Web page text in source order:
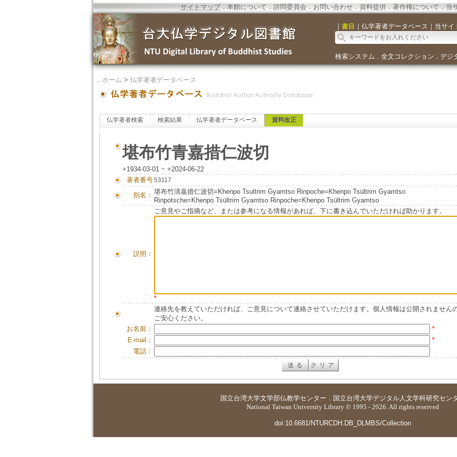
サイトマップ．本館について．諮問委員会． お問い合わせ． 資料提供．著作権について．当
｜ 書目 ｜ 仏学著者データベース ｜ 当サイ
検索システム ． 全文コレクション ． デジ
． ホーム > 仏学著者データベース
仏学著者検索 検索結果 仏学著者データベース 資料改正
堪布竹青嘉措仁波切
+1934-03-01 ~ +2024-06-22
著者番号53117
別名： 堪布竹清嘉措仁波切=Khenpo Tsultrim Gyamtso Rinpoche=Khenpo Tsültrim Gyamtso
Rinpotsche=Khenpo Tsültrim Gyamtso Rinpoche=Khenpo Tsültrim Gyamtso
説明：
ご意見やご指摘など、または参考になる情報があれば、下に書き込んでいただければ助かります。
*
連絡先を教えていただければ、ご意見について連絡させていただけます。個人情報は公開されません
ご安心ください。
お名前：
*
E-mail：
*
電話：
国立台湾大学文学部仏教学センター ． 国立台湾大学デジタル人文学科研究セン
National Taiwan University Library © 1995 - 2026. All rights reserved
doi:10.6681/NTURCDH.DB_DLMBS/Collection